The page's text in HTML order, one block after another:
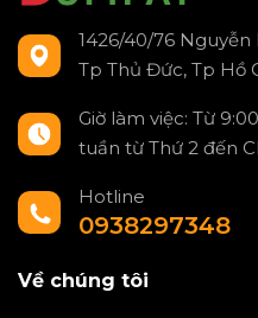
1426/40/76 Nguyễn
Tp Thủ Đức, Tp Hồ
Giờ làm việc: Từ
tuần từ Thứ 2 đến
Hotline
0938297348
Về chúng tôi